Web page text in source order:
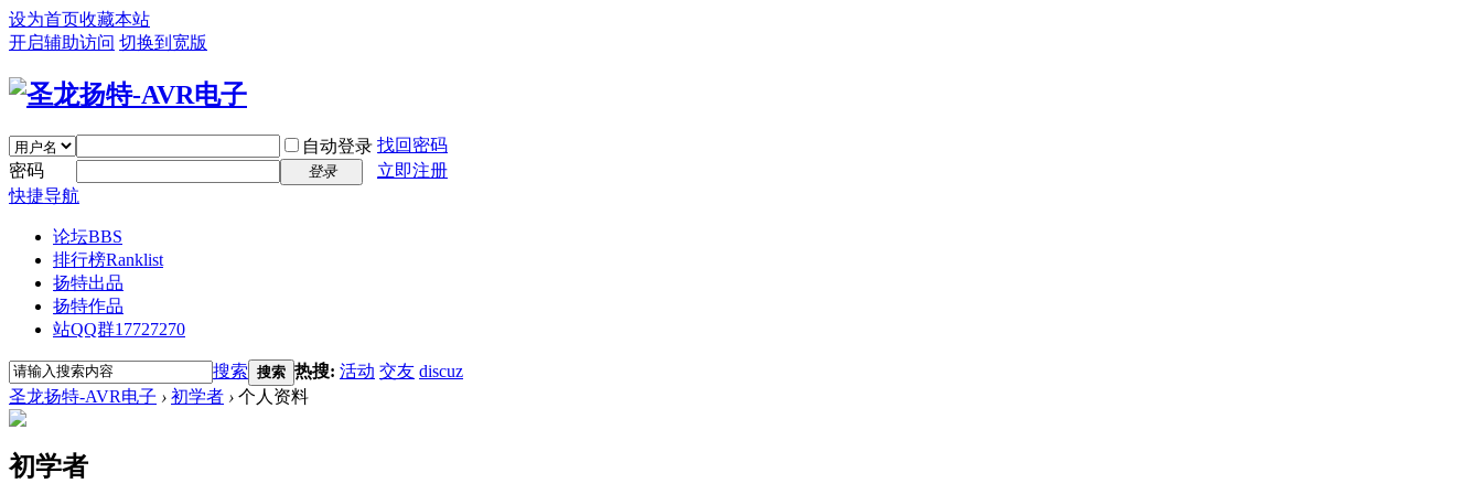
设为首页收藏本站
开启辅助访问 切换到宽版
自动登录 找回密码
密码
登录
立即注册
快捷导航
论坛BBS
排行榜Ranklist
扬特出品
扬特作品
站QQ群17727270
搜索 搜索 热搜: 活动 交友 discuz
圣龙扬特-AVR电子 › 初学者 › 个人资料
初学者